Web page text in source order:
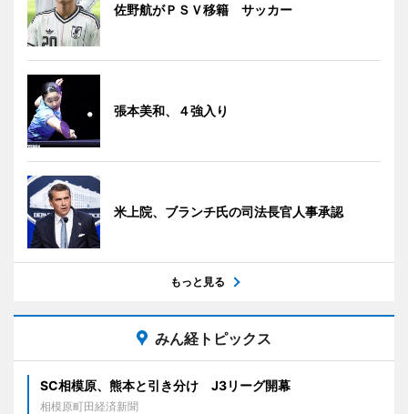
佐野航がＰＳＶ移籍 サッカー
張本美和、４強入り
米上院、ブランチ氏の司法長官人事承認
もっと見る
みん経トピックス
SC相模原、熊本と引き分け J3リーグ開幕
相模原町田経済新聞